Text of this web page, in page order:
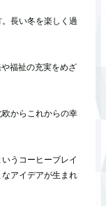
長い冬を楽しく過
福祉の充実をめざ
からこれからの幸
うコーヒーブレイ
アイデアが生まれ